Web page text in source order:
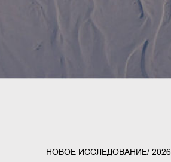
НОВОЕ ИССЛЕДОВАНИЕ/ 2026